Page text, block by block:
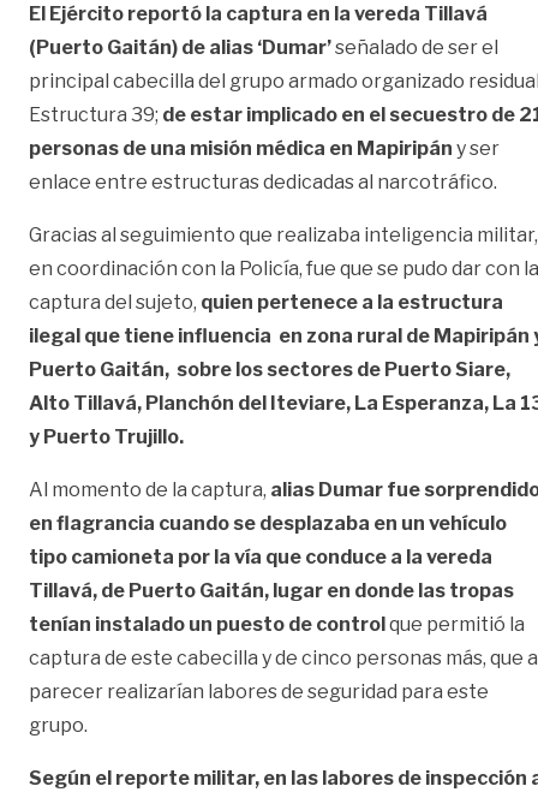
El Ejército reportó la captura en la vereda Tillavá
(Puerto Gaitán) de alias ‘Dumar’señalado de ser el
principal cabecilla del grupo armado organizado
Estructura 39; de estar implicado en el secuestro de
personas de una misión médica en Mapiripán y ser
enlace entre estructuras dedicadas al narcotráfico.
Gracias al seguimiento que realizaba inteligencia militar,
en coordinación con la Policía, fue que se pudo dar con la
captura del sujeto, quien pertenece a la estructura
ilegal que tiene influencia en zona rural de Mapiripán
Puerto Gaitán, sobre los sectores de Puerto Siare,
Alto Tillavá, Planchón del Iteviare, La Esperanza, La
y Puerto Trujillo.
Al momento de la captura, alias Dumar fue
en flagrancia cuando se desplazaba en un vehículo
tipo camioneta por la vía que conduce a la vereda
Tillavá, de Puerto Gaitán, lugar en donde las tropas
tenían instalado un puesto de controlque permitió la
captura de este cabecilla y de cinco personas más, que
parecer realizarían labores de seguridad para este
grupo.
Según el reporte militar, en las labores de inspección